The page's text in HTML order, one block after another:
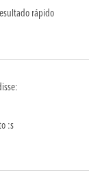
rápido
:s